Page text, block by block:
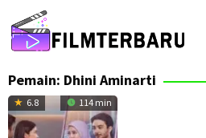
ke
konten
Pemain: Dhini Aminarti
6.8 114 min